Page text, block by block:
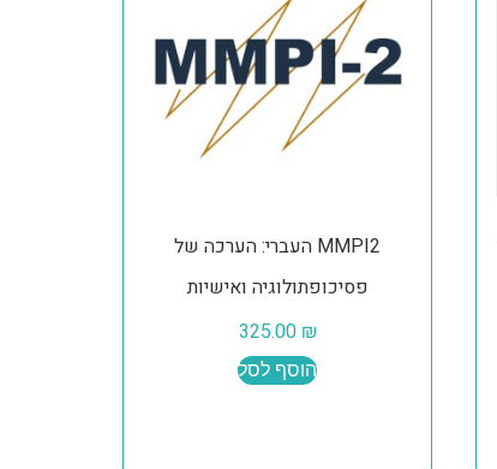
MMPI2 העברי: הערכה של
פסיכופתולוגיה ואישיות
325.00 ₪
הוסף לסל